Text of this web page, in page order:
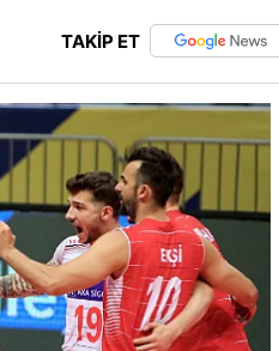
TAKİP ET